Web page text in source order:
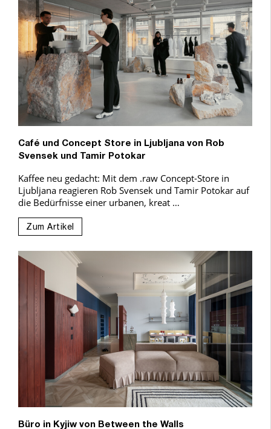
Café und Concept Store in Ljubljana von Rob
Svensek und Tamir Potokar
Kaffee neu gedacht: Mit dem .raw Concept-Store in
Ljubljana reagieren Rob Svensek und Tamir Potokar auf
die Bedürfnisse einer urbanen, kreat …
Zum Artikel
Büro in Kyjiw von Between the Walls